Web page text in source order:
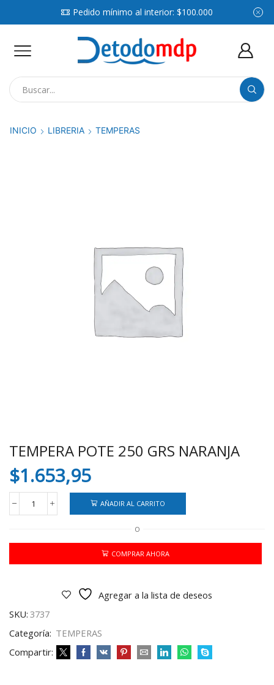
Pedido mínimo al interior: $100.000
INICIO LIBRERIA TEMPERAS
TEMPERA POTE 250 GRS NARANJA
$1.653,95
TEMPERA
POTE
GRS
cantidad
AÑADIR AL CARRITO
O
COMPRAR AHORA
Agregar a la lista de deseos
SKU: 3737
Categoría: TEMPERAS
Compartir: